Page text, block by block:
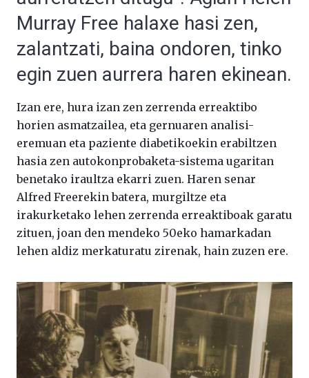
Murray Free halaxe hasi zen,
zalantzati, baina ondoren, tinko
egin zuen aurrera haren ekinean.
Izan ere, hura izan zen zerrenda erreaktibo
horien asmatzailea, eta gernuaren analisi-
eremuan eta paziente diabetikoekin erabiltzen
hasia zen autokonprobaketa-sistema ugaritan
benetako iraultza ekarri zuen. Haren senar
Alfred Freerekin batera, murgiltze eta
irakurketako lehen zerrenda erreaktiboak garatu
zituen, joan den mendeko 50eko hamarkadan
lehen aldiz merkaturatu zirenak, hain zuzen ere.